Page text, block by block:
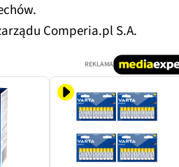
Comperia.pl S.A.
REKLAMA